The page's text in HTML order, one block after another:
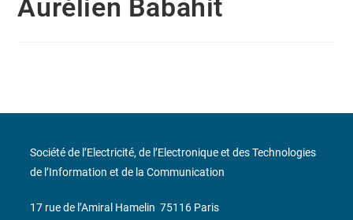
Aurélien Babahit
Société de l’Electricité, de l’Electronique et des Technologies
de l’Information et de la Communication
17 rue de l’Amiral Hamelin 75116 Paris